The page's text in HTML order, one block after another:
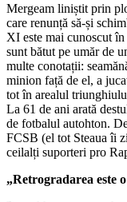
Mergeam liniștit prin
care renunță să-și
XI este mai cunoscut
sunt bătut pe umăr de
multe conotații:
minion față de el, a
tot în arealul
La 61 de ani arată
de fotbalul autohton.
FCSB (el tot Steaua îi
ceilalți suporteri pro
„Retrogradarea este